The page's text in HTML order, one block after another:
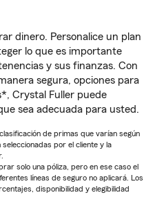
dinero. Personalice un plan
lo que es importante
y sus finanzas. Con
segura, opciones para
Crystal Fuller puede
sea adecuada para usted.
de primas que varían según
por el cliente y la
solo una póliza, pero en ese caso el
líneas de seguro no aplicará. Los
disponibilidad y elegibilidad